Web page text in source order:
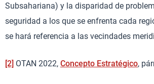
Subsahariana) y la disparidad de
seguridad a los que se enfrenta cada
se hará referencia a las vecindades
[2] OTAN 2022, Concepto Estratégico,